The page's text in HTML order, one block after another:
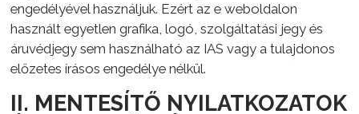
engedélyével használjuk. Ezért az e weboldalon
használt egyetlen grafika, logó, szolgáltatási jegy és
áruvédjegy sem használható az IAS vagy a tulajdonos
előzetes írásos engedélye nélkül.
II. MENTESÍTŐ NYILATKOZATOK